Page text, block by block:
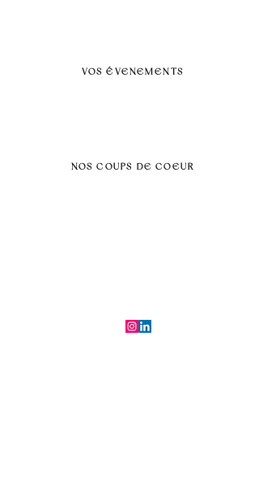
VOS ÉVENEMENTS
NOS COUPS DE COEUR